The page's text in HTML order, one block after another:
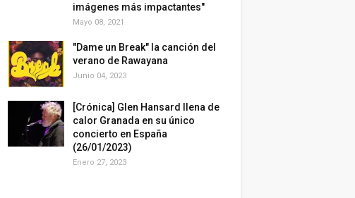
imágenes más impactantes"
Mayo 08, 2021
"Dame un Break" la canción del
verano de Rawayana
Junio 04, 2023
[Crónica] Glen Hansard llena de
calor Granada en su único
concierto en España
(26/01/2023)
Enero 27, 2023